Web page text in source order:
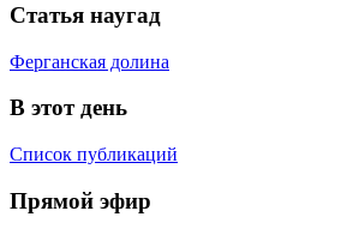
Статья наугад
Ферганская долина
В этот день
Список публикаций
Прямой эфир